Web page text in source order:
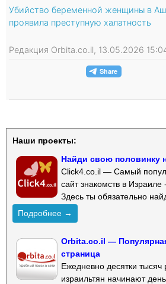
Убийство беременной женщины в
проявила преступную халатность
Редакция Orbita.co.il, 13.05.2026
Наши проекты:
Найди свою половинку
Click4.co.il — Самый
сайт знакомств в Израиле
Здесь ты обязательно
Подробнее →
Orbita.co.il —
страница
Ежедневно десятки тысяч
израильтян начинают